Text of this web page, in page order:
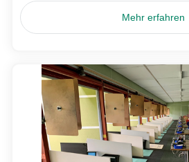
Mehr erfahren